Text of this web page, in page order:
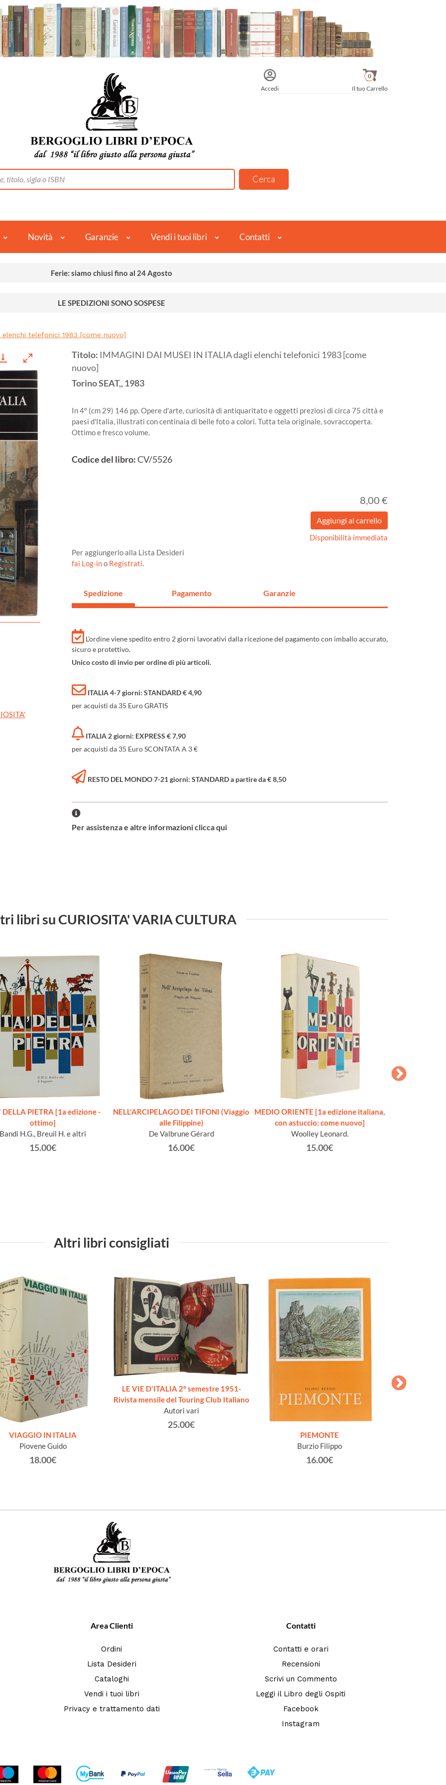
Accedi Il tuo Carrello
0
Novità Garanzie Vendi i tuoi libri Contatti
Ferie: siamo chiusi fino al 24 Agosto
LE SPEDIZIONI SONO SOSPESE
elenchi telefonici 1983 [come nuovo]
Titolo: IMMAGINI DAI MUSEI IN ITALIA dagli elenchi telefonici 1983 [come
nuovo]
TorinoSEAT,,1983
In 4° (cm 29) 146 pp. Opere d'arte, curiosità di antiquaritato e oggetti preziosi di circa 75 città e
paesi d'Italia, illustrati con centinaia di belle foto a colori. Tutta tela originale, sovraccoperta.
Ottimo e fresco volume.
Codice del libro:CV/5526
8,00 €
Disponibilità immediata
Per aggiungerlo alla Lista Desideri
fai Log-ino Registrati.
Spedizione Pagamento Garanzie
L'ordine viene spedito entro 2 giorni lavorativi dalla ricezione del pagamento con imballo accurato,
sicuro e protettivo.
Unico costo di invio per ordine di più articoli.
ITALIA 4-7 giorni: STANDARD € 4,90
per acquisti da 35 Euro GRATIS
ITALIA 2 giorni: EXPRESS € 7,90
per acquisti da 35 Euro SCONTATA A 3 €
RESTO DEL MONDO 7-21 giorni: STANDARD a partire da € 8,50
Per assistenza e altre informazioni clicca qui
libri su CURIOSITA' VARIA CULTURA
DELLA PIETRA [1a edizione -
ottimo]
Bandi H.G., Breuil H. e altri
15.00€
NELL'ARCIPELAGO DEI TIFONI (Viaggio
alle Filippine)
De Valbrune Gérard
16.00€
MEDIO ORIENTE [1a edizione italiana,
con astuccio: come nuovo]
Woolley Leonard.
15.00€
Altri libri consigliati
VIAGGIO IN ITALIA
Piovene Guido
18.00€
LE VIE D'ITALIA 2° semestre 1951-
Rivista mensile del Touring Club Italiano
Autori vari
25.00€
PIEMONTE
Burzio Filippo
16.00€
Area Clienti
Ordini
Lista Desideri
Cataloghi
Vendi i tuoi libri
Privacy e trattamento dati
Contatti
Contatti e orari
Recensioni
Scrivi un Commento
Leggi il Libro degli Ospiti
Facebook
Instagram